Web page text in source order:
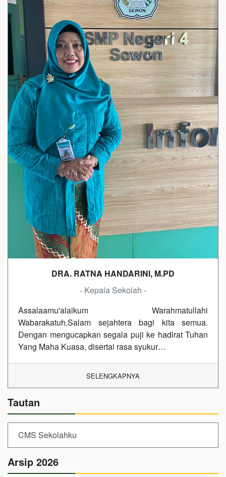
DRA. RATNA HANDARINI, M.PD
- Kepala Sekolah -
Assalaamu'alaikum Warahmatullahi
Wabarakatuh.Salam sejahtera bagi kita semua.
Dengan mengucapkan segala puji ke hadirat Tuhan
Yang Maha Kuasa, disertai rasa syukur…
SELENGKAPNYA
Tautan
CMS Sekolahku
Arsip 2026